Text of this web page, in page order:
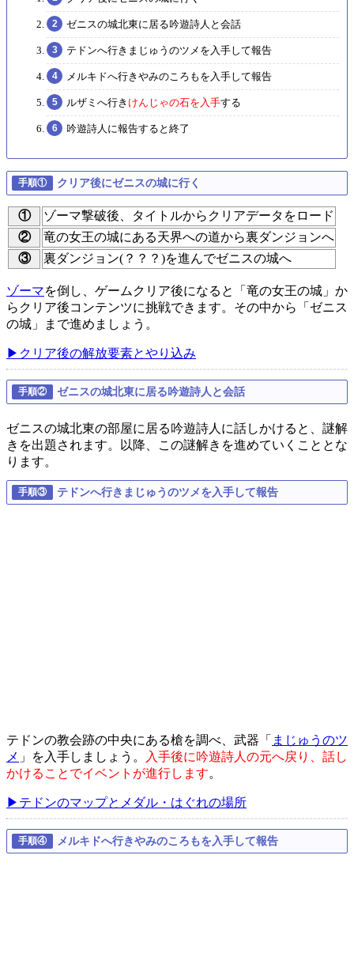
ゼニスの城北東に居る吟遊詩人と会話
テドンへ行きまじゅうのツメを入手して報告
メルキドへ行きやみのころもを入手して報告
ルザミへ行き けんじゃの石を入手する
吟遊詩人に報告すると終了
クリア後にゼニスの城に行く
①
ゾーマ撃破後、タイトルからクリアデータをロード
②
竜の女王の城にある天界への道から裏ダンジョンへ
③
裏ダンジョン(？？？)を進んでゼニスの城へ
ゾーマを倒し、ゲームクリア後になると「竜の女王の城」か
らクリア後コンテンツに挑戦できます。その中から「ゼニス
の城」まで進めましょう。
▶クリア後の解放要素とやり込み
ゼニスの城北東に居る吟遊詩人と会話
ゼニスの城北東の部屋に居る吟遊詩人に話しかけると、謎解
きを出題されます。以降、この謎解きを進めていくこととな
ります。
テドンへ行きまじゅうのツメを入手して報告
テドンの教会跡の中央にある槍を調べ、武器「 まじゅうのツ
メ 」を入手しましょう。
入手後に吟遊詩人の元へ戻り、話し
かけることでイベントが進行します。
▶テドンのマップとメダル・はぐれの場所
メルキドへ行きやみのころもを入手して報告